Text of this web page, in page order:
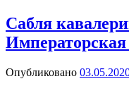
Сабля
Императорская
Опубликовано